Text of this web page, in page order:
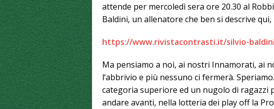
attende per mercoledì sera ore 20.30 al
Baldini, un allenatore che ben si descrive
https://www.rivistacontrasti.it/silvio-
Ma pensiamo a noi, ai nostri Innamorati, ai
l‘abbrivio e più nessuno ci fermerà.
categoria superiore ed un nugolo di ragazzi
andare avanti, nella lotteria dei play off la